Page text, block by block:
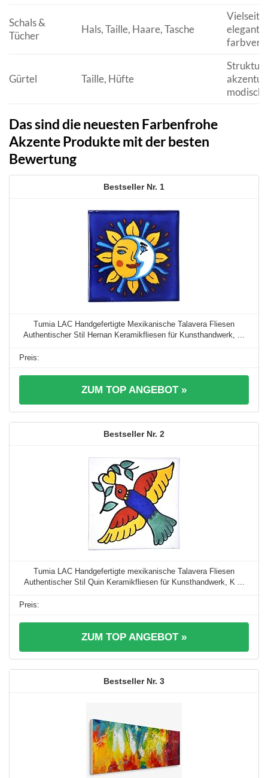
Schals &
Tücher
Hals, Taille, Haare, Tasche
elegant,
Gürtel Taille, Hüfte
modisch
Das sind die neuesten Farbenfrohe
Akzente Produkte mit der besten
Bewertung
1
Tumia LAC Handgefertigte Mexikanische Talavera Fliesen
Authentischer Stil Hernan Keramikfliesen für Kunsthandwerk, ...
ZUM TOP ANGEBOT »
2
Tumia LAC Handgefertigte mexikanische Talavera Fliesen
Authentischer Stil Quin Keramikfliesen für Kunsthandwerk, K ...
ZUM TOP ANGEBOT »
3